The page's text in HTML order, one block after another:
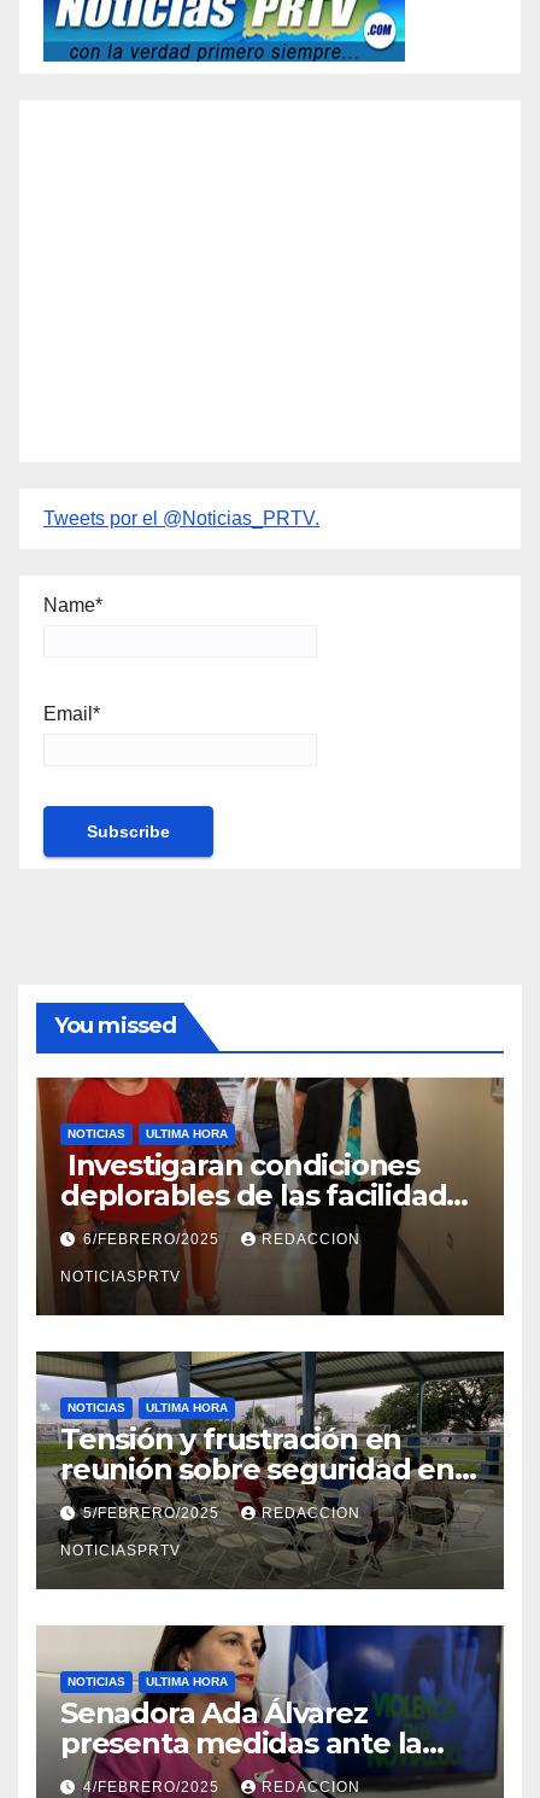
Tweets por el @Noticias_PRTV.
Name*
Email*
You missed
NOTICIAS ULTIMA HORA
Investigaran condiciones
deplorables de las facilidades
el Departamento de la Salud
en Mayagüez
6/FEBRERO/2025 REDACCION
NOTICIASPRTV
NOTICIAS ULTIMA HORA
Tensión y frustración en
reunión sobre seguridad en
Reparto Metropolitano
5/FEBRERO/2025 REDACCION
NOTICIASPRTV
NOTICIAS ULTIMA HORA
Senadora Ada Álvarez
presenta medidas ante la
violencia en el noviazgo
4/FEBRERO/2025 REDACCION